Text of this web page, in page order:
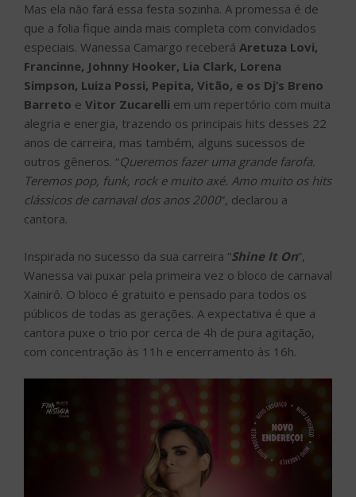
Mas ela não fará essa festa sozinha. A promessa é de
que a folia fique ainda mais completa com convidados
especiais. Wanessa Camargo receberá Aretuza Lovi,
Francinne, Johnny Hooker, Lia Clark, Lorena
Simpson, Luiza Possi, Pepita, Vitão, e os Dj’s Breno
Barreto e Vitor Zucarelli em um repertório com muita
alegria e energia, trazendo os principais hits desses 22
anos de carreira, mas também, alguns sucessos de
outros gêneros. “Queremos fazer uma grande farofa.
Teremos pop, funk, rock e muito axé. Amo muito os hits
clássicos de carnaval dos anos 2000”, declarou a
cantora.
Inspirada no sucesso da sua carreira “Shine It On”,
Wanessa vai puxar pela primeira vez o bloco de carnaval
Xainirô. O bloco é gratuito e pensado para todos os
públicos de todas as gerações. A expectativa é que a
cantora puxe o trio por cerca de 4h de pura agitação,
com concentração às 11h e encerramento às 16h.